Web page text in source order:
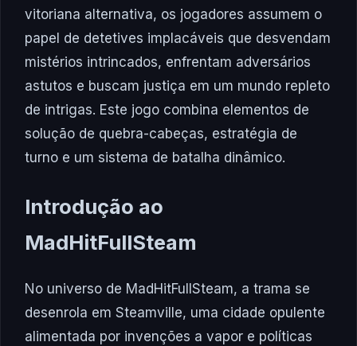
vitoriana alternativa, os jogadores assumem o
papel de detetives implacáveis que desvendam
mistérios intrincados, enfrentam adversários
astutos e buscam justiça em um mundo repleto
de intrigas. Este jogo combina elementos de
solução de quebra-cabeças, estratégia de
turno e um sistema de batalha dinâmico.
Introdução ao
MadHitFullSteam
No universo de MadHitFullSteam, a trama se
desenrola em Steamville, uma cidade opulente
alimentada por invenções a vapor e políticas